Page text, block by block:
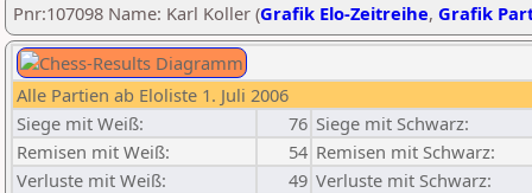
Pnr:107098 Name: Karl Koller (Grafik Elo-Zeitreihe, Grafik
Alle Partien ab Eloliste 1. Juli 2006
Siege mit Weiß:
76 Siege mit Schwarz:
Remisen mit Weiß:
54 Remisen mit Schwarz:
Verluste mit Weiß:
49 Verluste mit Schwarz: